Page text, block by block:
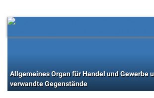
Allgemeines Organ für Handel und Gewerbe
verwandte Gegenstände